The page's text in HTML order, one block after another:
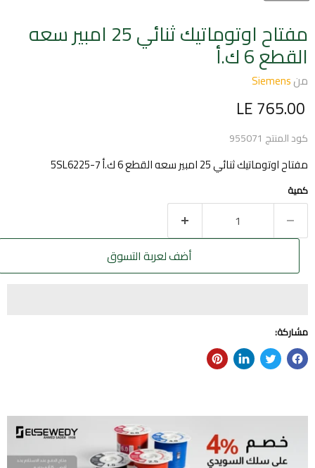
مفتاح اوتوماتيك ثنائي 25 امبير سعه
القطع 6 ك.أ
منSiemens
السعر الحالي
LE 765.00
كود المنتج 955071
مفتاح اوتوماتيك ثنائي 25 امبير سعه القطع 6 ك.أ 5SL6225-7
كمية
أضف لعربة التسوق
مشاركة: